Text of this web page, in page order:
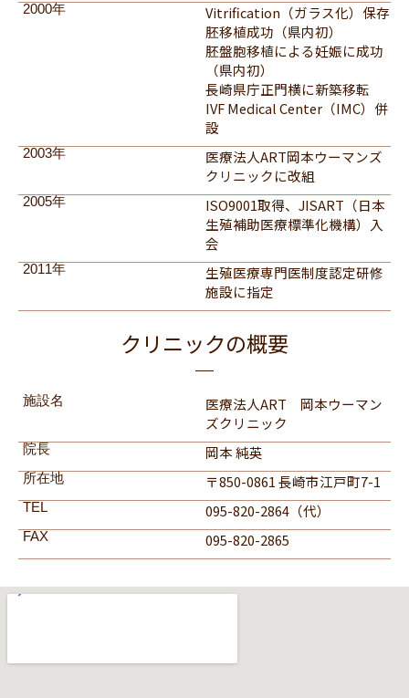
2000年
Vitrification（ガラス化）保存
胚移植成功（県内初）
胚盤胞移植による妊娠に成功
（県内初）
長崎県庁正門横に新築移転
IVF Medical Center（IMC）併
設
2003年
医療法人ART岡本ウーマンズ
クリニックに改組
2005年
ISO9001取得、JISART（日本
生殖補助医療標準化機構）入
会
2011年
生殖医療専門医制度認定研修
施設に指定
クリニックの概要
施設名
医療法人ART 岡本ウーマン
ズクリニック
院長 岡本 純英
所在地 〒850-0861 長崎市江戸町7-1
TEL 095-820-2864（代）
FAX 095-820-2865